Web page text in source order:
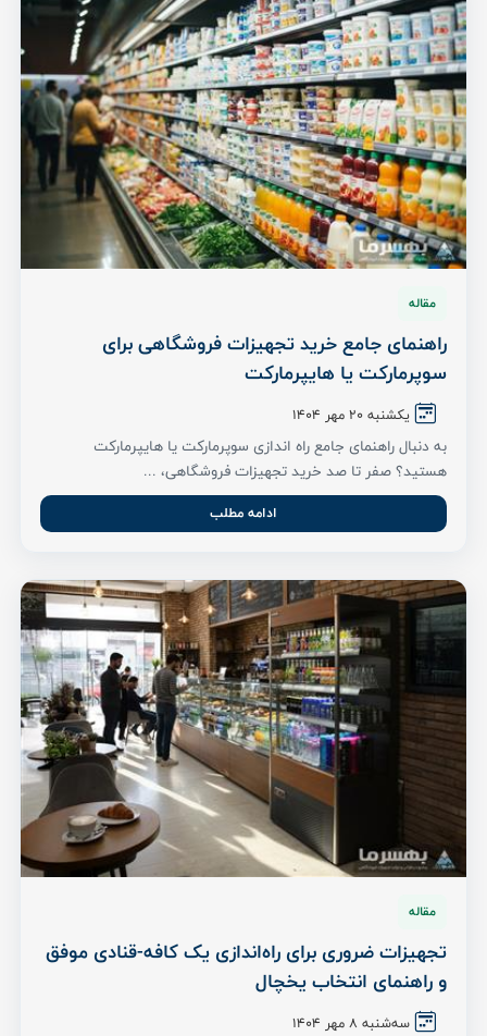
مقاله
راهنمای جامع خرید تجهیزات فروشگاهی برای
سوپرمارکت یا هایپرمارکت
یکشنبه 20 مهر 1404
به دنبال راهنمای جامع راه اندازی سوپرمارکت یا هایپرمارکت
هستید؟ صفر تا صد خرید تجهیزات فروشگاهی، ...
ادامه مطلب
مقاله
تجهیزات ضروری برای راه‌اندازی یک کافه-قنادی موفق
و راهنمای انتخاب یخچال
سه‌شنبه ۸ مهر ۱۴۰۴